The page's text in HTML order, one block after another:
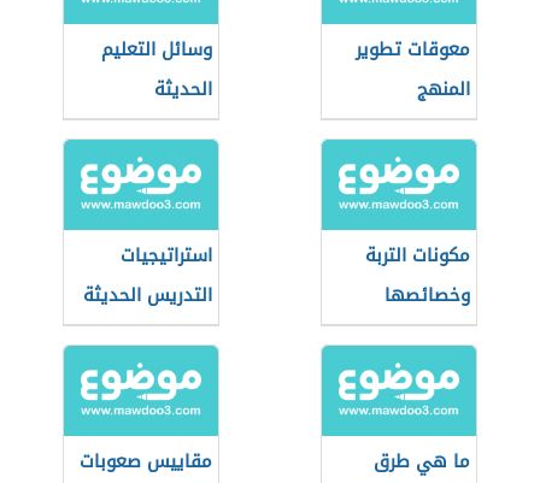
معوقات تطوير
المنهج
وسائل التعليم
الحديثة
مكونات التربة
وخصائصها
استراتيجيات
التدريس الحديثة
ما هي طرق
مقاييس صعوبات